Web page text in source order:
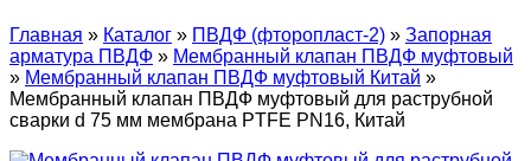
Главная » Каталог » ПВДФ (фторопласт-2) » Запорная
арматура ПВДФ » Мембранный клапан ПВДФ муфтовый
» Мембранный клапан ПВДФ муфтовый Китай »
Мембранный клапан ПВДФ муфтовый для раструбной
сварки d 75 мм мембрана PTFE PN16, Китай